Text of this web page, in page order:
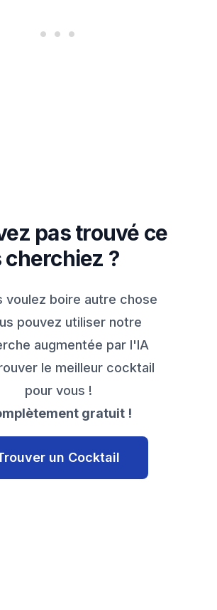
pas trouvé ce
?
voulez boire autre chose
pouvez utiliser notre
augmentée par l'IA
le meilleur cocktail
pour vous !
gratuit !
un Cocktail